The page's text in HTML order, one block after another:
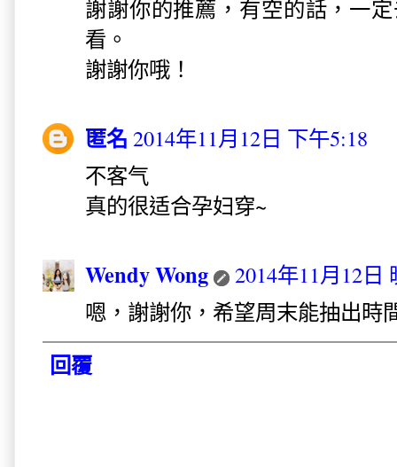
謝謝你的推薦，有空的話，一定
看。
謝謝你哦！
匿名 2014年11月12日 下午5:18
不客气
真的很适合孕妇穿~
Wendy Wong
2014年11月12日
嗯，謝謝你，希望周末能抽出時
回覆